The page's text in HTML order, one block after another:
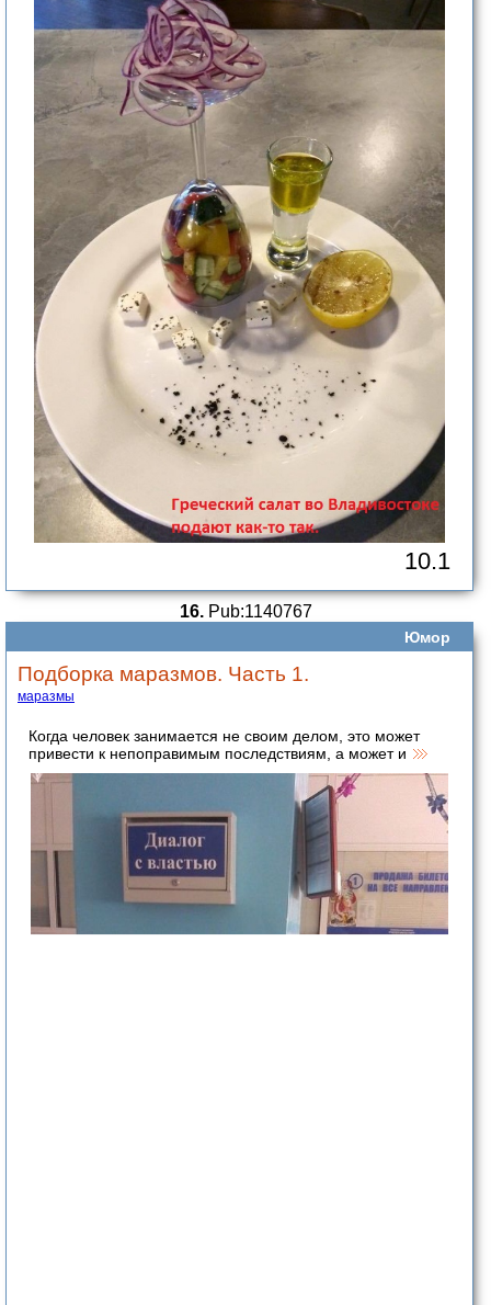
10.1
16.Pub:1140767
Юмор
Подборка маразмов. Часть 1.
маразмы
Когда человек занимается не своим делом, это может
привести к непоправимым последствиям, а может и